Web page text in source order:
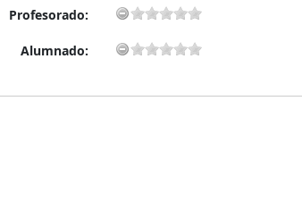
Profesorado:
Alumnado: